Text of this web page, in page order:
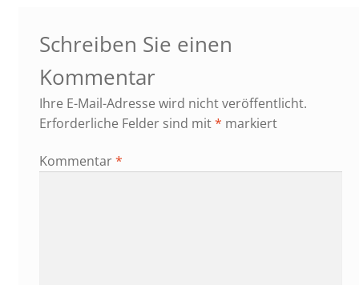
Schreiben Sie einen
Kommentar
Ihre E-Mail-Adresse wird nicht veröffentlicht.
Erforderliche Felder sind mit* markiert
Kommentar*